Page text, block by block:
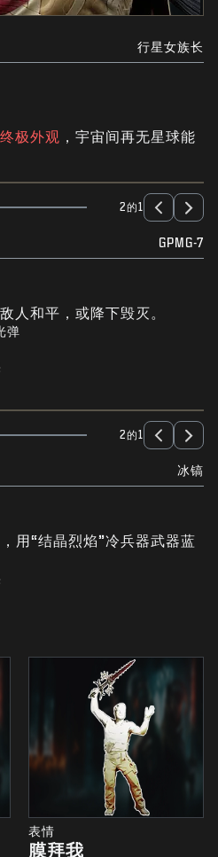
行星女族长
终极外观
，宇宙间再无星球能
2的1
GPMG-7
人和平，或降下毁灭。
弹
2的1
冰镐
用“结晶烈焰”冷兵器武器蓝
表情
膜拜我